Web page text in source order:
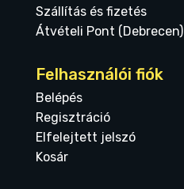
Szállítás és fizetés
Átvételi Pont (Debrecen)
Felhasználói fiók
Belépés
Regisztráció
Elfelejtett jelszó
Kosár